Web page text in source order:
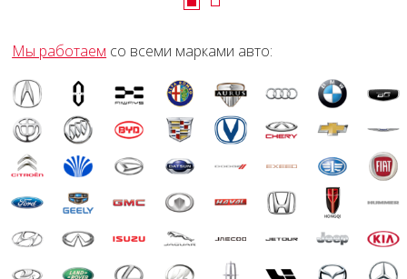
Мы работаем со всеми марками авто: